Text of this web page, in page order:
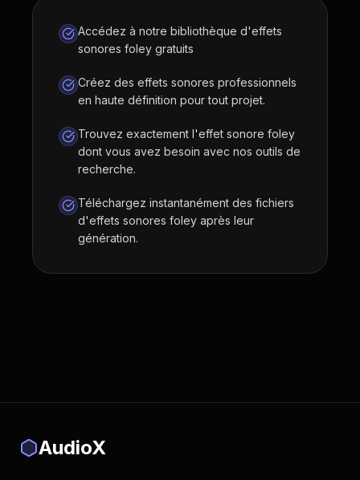
Accédez à notre bibliothèque d'effets
sonores foley gratuits
Créez des effets sonores professionnels
en haute définition pour tout projet.
Trouvez exactement l'effet sonore foley
dont vous avez besoin avec nos outils de
recherche.
Téléchargez instantanément des fichiers
d'effets sonores foley après leur
génération.
AudioX